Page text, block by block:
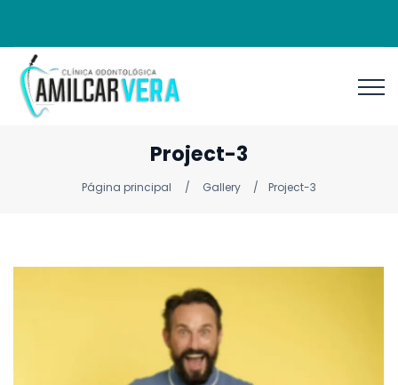
Project-3
Página principal Gallery Project-3